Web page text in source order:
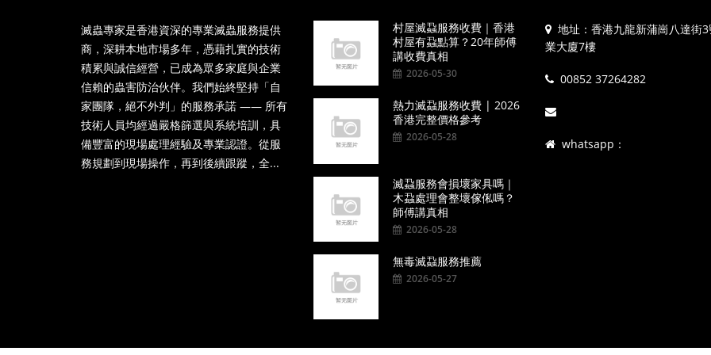
滅蟲專家是香港資深的專業滅蟲服務提供
商，深耕本地市場多年，憑藉扎實的技術
積累與誠信經營，已成為眾多家庭與企業
信賴的蟲害防治伙伴。我們始終堅持「自
家團隊，絕不外判」的服務承諾 —— 所有
技術人員均經過嚴格篩選與系統培訓，具
備豐富的現場處理經驗及專業認證。從服
務規劃到現場操作，再到後續跟蹤，全...
村屋滅蝨服務收費｜香港
村屋有蝨點算？20年師傅
講收費真相
2026-05-30
熱力滅蝨服務收費 | 2026
香港完整價格參考
2026-05-28
滅蝨服務會損壞家具嗎｜
木蝨處理會整壞傢俬嗎？
師傅講真相
2026-05-28
無毒滅蝨服務推薦
2026-05-27
地址：香港九龍新蒲崗八達街
業大廈7樓
00852 37264282
whatsapp：